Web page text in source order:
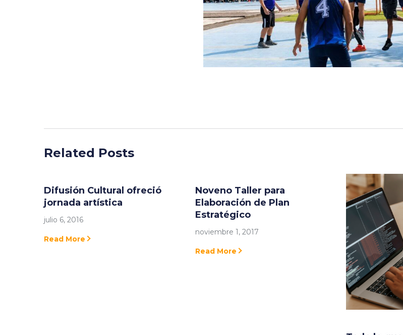
Related Posts
Difusión Cultural ofreció
jornada artística
julio 6, 2016
Read More
Noveno Taller para
Elaboración de Plan
Estratégico
noviembre 1, 2017
Read More